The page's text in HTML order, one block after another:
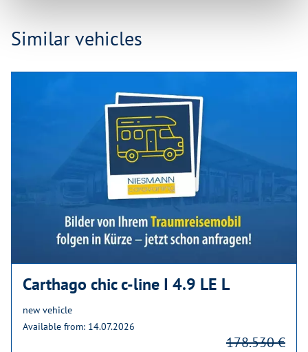
Similar vehicles
Carthago chic c-line I 4.9 LE L
new vehicle
Available from: 14.07.2026
178.530 €